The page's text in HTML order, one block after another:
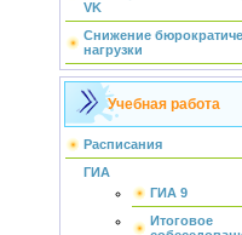
VK
Снижение
нагрузки
Учебная работа
Расписания
ГИА
ГИА 9
Итоговое